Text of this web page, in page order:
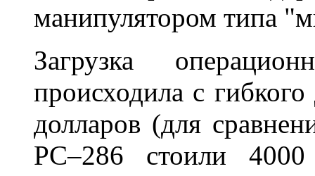
манипулятором типа
Загрузка
происходила с
долларов (для
PC–286 стоили